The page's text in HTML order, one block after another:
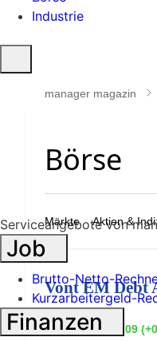
Industrie
öffnen
manager magazin
Märkte Aktien &
Vont EM Debt
76,19 € +0,09
Serviceangebote von
Job
Brutto-Netto-
Kurzarbeitergeld-
Finanzen